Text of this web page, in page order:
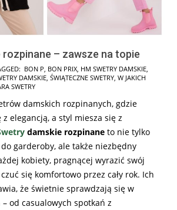
rozpinane – zawsze na topie
BON P BON PRIX HM SWETRY DAMSKIE
DAMSKIE ŚWIĄTECZNE SWETRY W JAKICH
SWETRY
damskich rozpinanych, gdzie
elegancją, a styl miesza się z
damskie rozpinane to nie tylko
garderoby, ale także niezbędny
kobiety, pragnącej wyrazić swój
się komfortowo przez cały rok. Ich
że świetnie sprawdzają się w
od casualowych spotkań z